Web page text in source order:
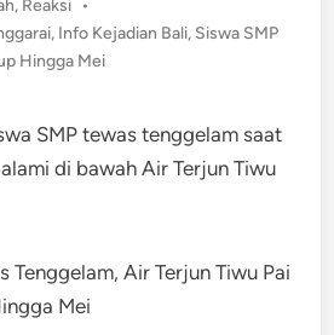
, Reaksi •
, Info Kejadian Bali, Siswa SMP
Hingga Mei
SMP tewas tenggelam saat
di bawah Air Terjun Tiwu